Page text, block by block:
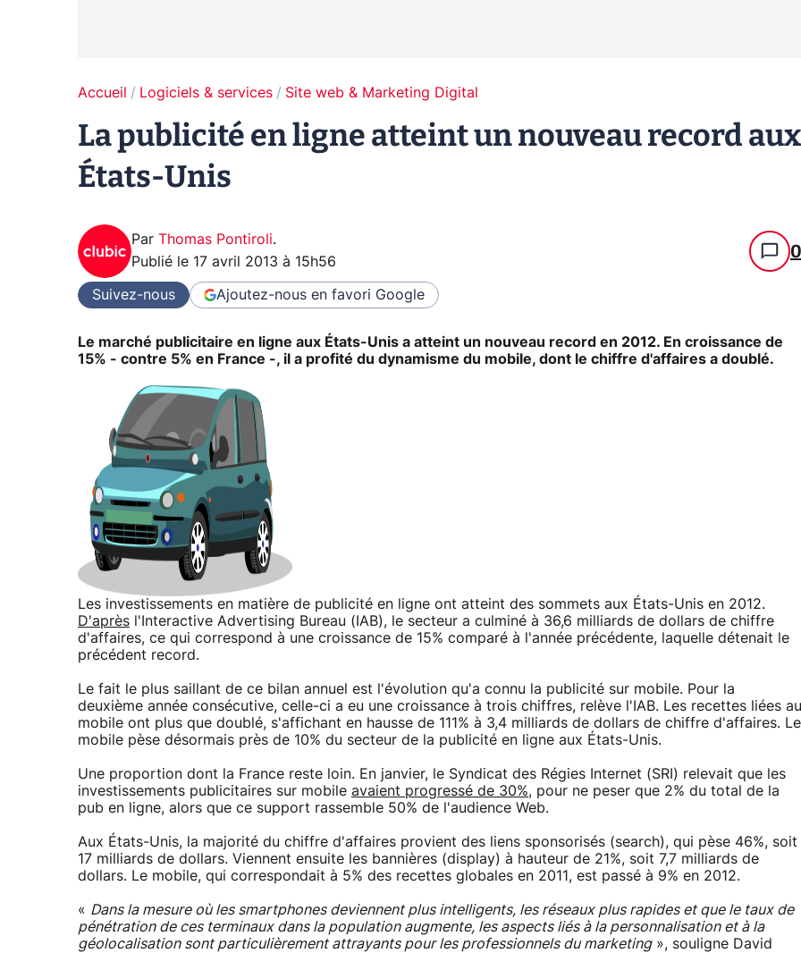
Accueil Logiciels & services Site web & Marketing Digital
La publicité en ligne atteint un nouveau record aux
États-Unis
Par Thomas Pontiroli.
Publié le 17 avril 2013 à 15h56 0
Suivez-nous Ajoutez-nous en favori Google
Le marché publicitaire en ligne aux États-Unis a atteint un nouveau record en 2012. En croissance de
15% - contre 5% en France -, il a profité du dynamisme du mobile, dont le chiffre d'affaires a doublé.
Les investissements en matière de publicité en ligne ont atteint des sommets aux États-Unis en 2012.
D'après l'Interactive Advertising Bureau (IAB), le secteur a culminé à 36,6 milliards de dollars de chiffre
d'affaires, ce qui correspond à une croissance de 15% comparé à l'année précédente, laquelle détenait le
précédent record.
Le fait le plus saillant de ce bilan annuel est l'évolution qu'a connu la publicité sur mobile. Pour la
deuxième année consécutive, celle-ci a eu une croissance à trois chiffres, relève l'IAB. Les recettes liées au
mobile ont plus que doublé, s'affichant en hausse de 111% à 3,4 milliards de dollars de chiffre d'affaires. Le
mobile pèse désormais près de 10% du secteur de la publicité en ligne aux États-Unis.
Une proportion dont la France reste loin. En janvier, le Syndicat des Régies Internet (SRI) relevait que les
investissements publicitaires sur mobile avaient progressé de 30%, pour ne peser que 2% du total de la
pub en ligne, alors que ce support rassemble 50% de l'audience Web.
Aux États-Unis, la majorité du chiffre d'affaires provient des liens sponsorisés (search), qui pèse 46%, soit
17 milliards de dollars. Viennent ensuite les bannières (display) à hauteur de 21%, soit 7,7 milliards de
dollars. Le mobile, qui correspondait à 5% des recettes globales en 2011, est passé à 9% en 2012.
« Dans la mesure où les smartphones deviennent plus intelligents, les réseaux plus rapides et que le taux de
pénétration de ces terminaux dans la population augmente, les aspects liés à la personnalisation et à la
géolocalisation sont particulièrement attrayants pour les professionnels du marketing», souligne David